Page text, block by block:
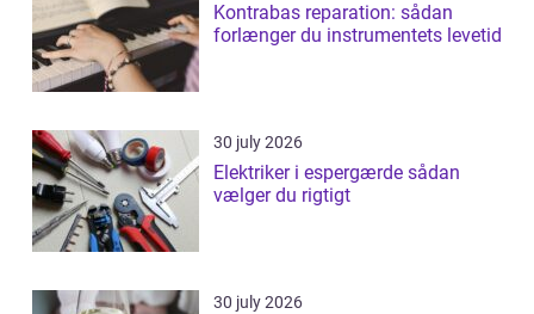
Kontrabas reparation: sådan
forlænger du instrumentets levetid
30 july 2026
Elektriker i espergærde sådan
vælger du rigtigt
30 july 2026